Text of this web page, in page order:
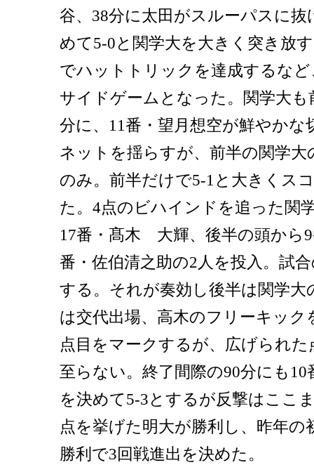
谷、38分に太田がスルーパスに
めて5-0と関学大を大きく突き放
でハットトリックを達成するな
サイドゲームとなった。関学大も
分に、11番・望月想空が鮮やかな
ネットを揺らすが、前半の関学
のみ。前半だけで5-1と大きくス
た。4点のビハインドを追った関
17番・髙木 大輝、後半の頭から
番・佐伯清之助の2人を投入。試
する。それが奏効し後半は関学大
は交代出場、高木のフリーキック
点目をマークするが、広げられ
至らない。終了間際の90分にも
を決めて5-3とするが反撃はここ
点を挙げた明大が勝利し、昨年の
勝利で3回戦進出を決めた。